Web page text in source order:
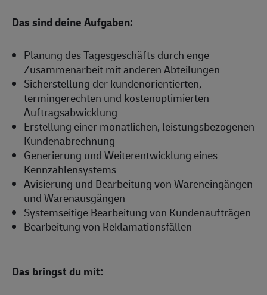
Das sind deine Aufgaben:
Planung des Tagesgeschäfts durch enge
Zusammenarbeit mit anderen Abteilungen
Sicherstellung der kundenorientierten,
termingerechten und kostenoptimierten
Auftragsabwicklung
Erstellung einer monatlichen, leistungsbezogenen
Kundenabrechnung
Generierung und Weiterentwicklung eines
Kennzahlensystems
Avisierung und Bearbeitung von Wareneingängen
und Warenausgängen
Systemseitige Bearbeitung von Kundenaufträgen
Bearbeitung von Reklamationsfällen
Das bringst du mit: